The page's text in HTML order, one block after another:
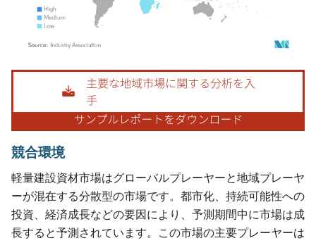
画像 © Mordor Intelligence。再利用にはCC BY 4.0の表示が必要です。
競合環境
軽量建設資材市場はグローバルプレーヤーと地域プレーヤ
ーが混在する分散型の市場です。都市化、持続可能性への
投資、経済成長などの要因により、予測期間中に市場は成
長すると予測されています。この市場の主要プレーヤーは